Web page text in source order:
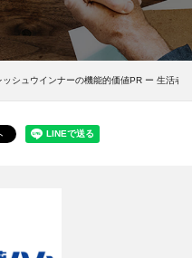
シュウインナーの機能的価値PR ー 生活者